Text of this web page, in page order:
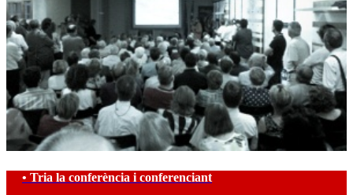
• Tria la conferència i conferenciant